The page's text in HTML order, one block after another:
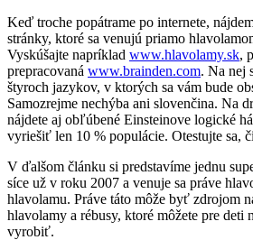
Keď troche popátrame po internete,
stránky, ktoré sa venujú priamo
Vyskúšajte napríklad www.hlavolamy.sk,
prepracovaná www.brainden.com. Na nej
štyroch jazykov, v ktorých sa vám bude
Samozrejme nechýba ani slovenčina. Na
nájdete aj obľúbené Einsteinove logické
vyriešiť len 10 % populácie. Otestujte sa,
V ďalšom článku si predstavíme jednu
síce už v roku 2007 a venuje sa práve
hlavolamu. Práve táto môže byť zdrojom
hlavolamy a rébusy, ktoré môžete pre deti
vyrobiť.